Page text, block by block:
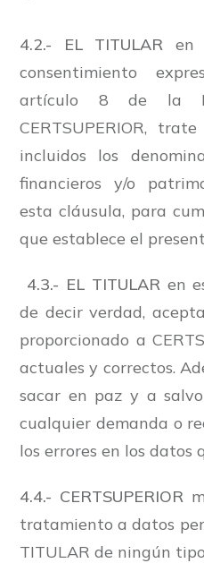
4.2.- EL TITULAR en
consentimiento
artículo 8 de la
CERTSUPERIOR,
incluidos los
financieros y/o
esta cláusula, para
que establece el
4.3.- EL TITULARen
de decir verdad,
proporcionado a
actuales y correctos.
sacar en paz y a salvo
cualquier demanda o
los errores en los datos
4.4.- CERTSUPERIOR
tratamiento a datos
TITULAR de ningún